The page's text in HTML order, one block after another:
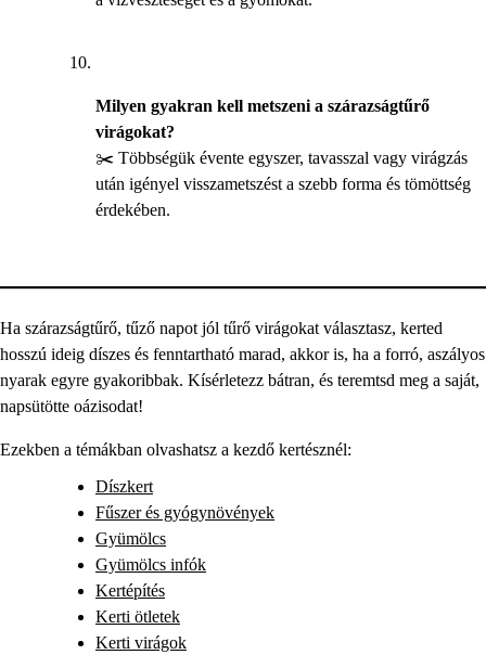
Milyen gyakran kell metszeni a szárazságtűrő
virágokat?
✂️ Többségük évente egyszer, tavasszal vagy virágzás
után igényel visszametszést a szebb forma és tömöttség
érdekében.
Ha szárazságtűrő, tűző napot jól tűrő virágokat választasz, kerted
hosszú ideig díszes és fenntartható marad, akkor is, ha a forró, aszályos
nyarak egyre gyakoribbak. Kísérletezz bátran, és teremtsd meg a saját,
napsütötte oázisodat!
Ezekben a témákban olvashatsz a kezdő kertésznél:
Díszkert
Fűszer és gyógynövények
Gyümölcs
Gyümölcs infók
Kertépítés
Kerti ötletek
Kerti virágok